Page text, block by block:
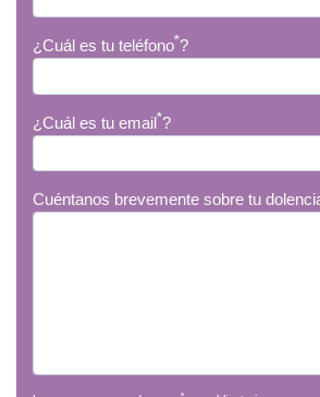
¿Cuál es tu teléfono*?
¿Cuál es tu email*?
Cuéntanos brevemente sobre tu